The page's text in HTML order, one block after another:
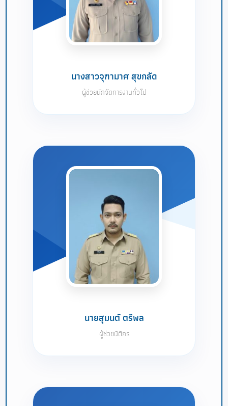
นางสาวจุฑามาศ สุขกลัด
ผู้ช่วยนักจัดการงานทั่วไป
นายสุมนต์ ตรีพล
ผู้ช่วยนิติกร